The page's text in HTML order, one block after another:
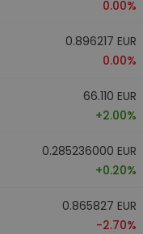
0.00%
0.896217 EUR
0.00%
66.110 EUR
+2.00%
0.285236000 EUR
+0.20%
0.865827 EUR
-2.70%